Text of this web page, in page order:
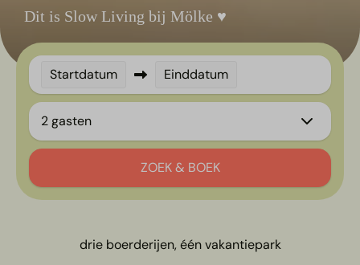
Dit is Slow Living bij Mölke ♥
Startdatum Einddatum
2 gasten
ZOEK & BOEK
drie boerderijen, één vakantiepark